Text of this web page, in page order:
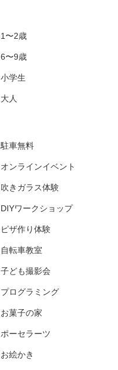
1〜2歳
6〜9歳
小学生
大人
駐車無料
オンラインイベント
吹きガラス体験
DIYワークショップ
ピザ作り体験
自転車教室
子ども撮影会
プログラミング
お菓子の家
ポーセラーツ
お絵かき